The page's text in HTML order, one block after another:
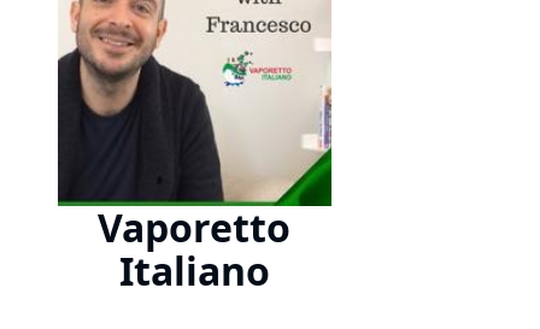
Vaporetto
Italiano